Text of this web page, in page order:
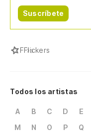
Suscríbete
FFlickers
Todos los artistas
A B C D E
M
N O P Q